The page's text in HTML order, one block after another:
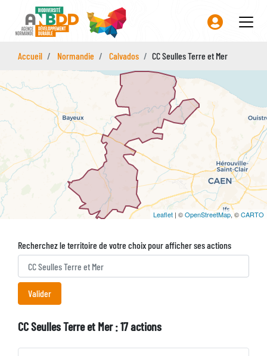
contenu
Accueil Normandie Calvados CC Seulles Terre et Mer
Leaflet | ©OpenStreetMap, ©CARTO
Recherchez le territoire de votre choix pour afficher ses actions
CC Seulles Terre et Mer : 17 actions